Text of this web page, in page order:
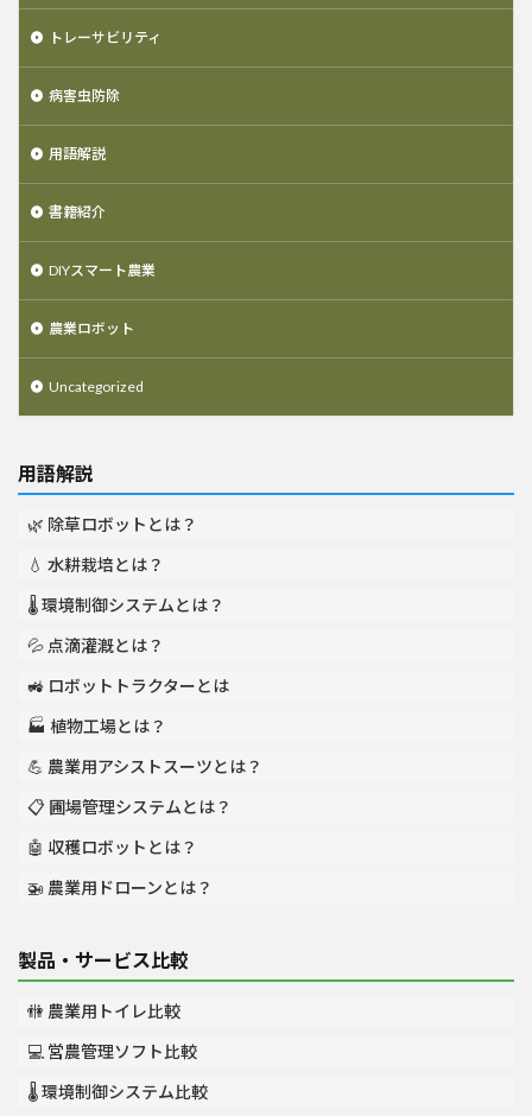
トレーサビリティ
病害虫防除
用語解説
書籍紹介
DIYスマート農業
農業ロボット
Uncategorized
用語解説
🌿 除草ロボットとは？
💧 水耕栽培とは？
🌡️ 環境制御システムとは？
💦 点滴灌漑とは？
🚜 ロボットトラクターとは
🏭 植物工場とは？
💪 農業用アシストスーツとは？
📋 圃場管理システムとは？
🤖 収穫ロボットとは？
🚁 農業用ドローンとは？
製品・サービス比較
🚻 農業用トイレ比較
💻 営農管理ソフト比較
🌡️ 環境制御システム比較